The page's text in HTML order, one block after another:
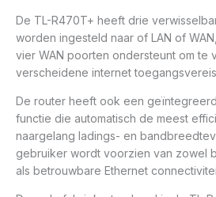
De TL-R470T+ heeft drie
worden ingesteld naar of LAN of
vier WAN poorten ondersteunt om te
verscheidene internet
De router heeft ook een
functie die automatisch de meest
naargelang ladings- en
gebruiker wordt voorzien van zowel
als betrouwbare Ethernet